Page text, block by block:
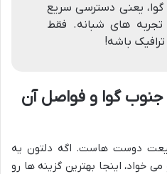
یعنی دسترسی سریع
های شبانه. فقط
باشه!
گوا و فواصل آن
دوست هاست. اگه دلتون یه
خواد، اینجا بهترین گزینه ها رو